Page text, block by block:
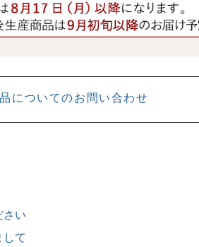
についてのお問い合わせ
さい
して